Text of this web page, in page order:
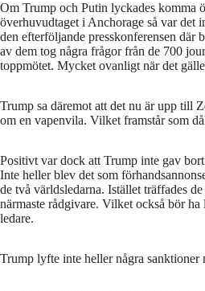
Om Trump och Putin lyckades komma
överhuvudtaget i Anchorage så var det
den efterföljande presskonferensen där
av dem tog några frågor från de 700
toppmötet. Mycket ovanligt när det
Trump sa däremot att det nu är upp till
om en vapenvila. Vilket framstår som
Positivt var dock att Trump inte gav
Inte heller blev det som
de två världsledarna. Istället träffades
närmaste rådgivare. Vilket också bör
ledare.
Trump lyfte inte heller några sanktioner